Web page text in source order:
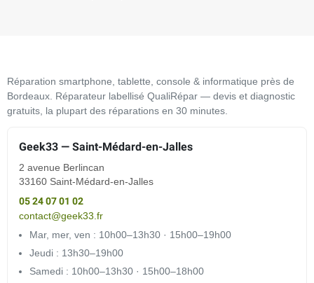
Réparation smartphone, tablette, console & informatique près de
Bordeaux. Réparateur labellisé QualiRépar — devis et diagnostic
gratuits, la plupart des réparations en 30 minutes.
Geek33 — Saint-Médard-en-Jalles
2 avenue Berlincan
33160 Saint-Médard-en-Jalles
05 24 07 01 02
contact@geek33.fr
Mar, mer, ven : 10h00–13h30 · 15h00–19h00
Jeudi : 13h30–19h00
Samedi : 10h00–13h30 · 15h00–18h00